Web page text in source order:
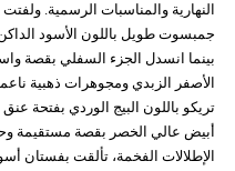
النهارية والمناسبات الرسمية.
جمبسوت طويل باللون الأسود
بينما انسدل الجزء السفلي بقصة
الأصفر الزبدي ومجوهرات ذهبية
تريكو باللون البيج الوردي بفتحة
أبيض عالي الخصر بقصة مستقيمة
الإطلالات الفخمة، تألقت بفستان